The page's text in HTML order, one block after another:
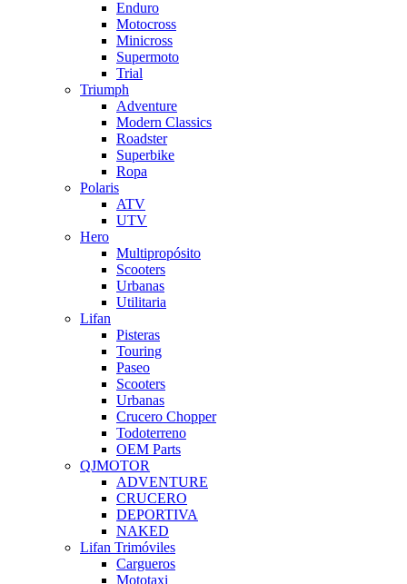
Enduro
Motocross
Minicross
Supermoto
Trial
Triumph
Adventure
Modern Classics
Roadster
Superbike
Ropa
Polaris
ATV
UTV
Hero
Multipropósito
Scooters
Urbanas
Utilitaria
Lifan
Pisteras
Touring
Paseo
Scooters
Urbanas
Crucero Chopper
Todoterreno
OEM Parts
QJMOTOR
ADVENTURE
CRUCERO
DEPORTIVA
NAKED
Lifan Trimóviles
Cargueros
Mototaxi